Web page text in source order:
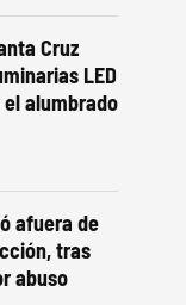
Cruz
LED
alumbrado
afuera de
tras
abuso